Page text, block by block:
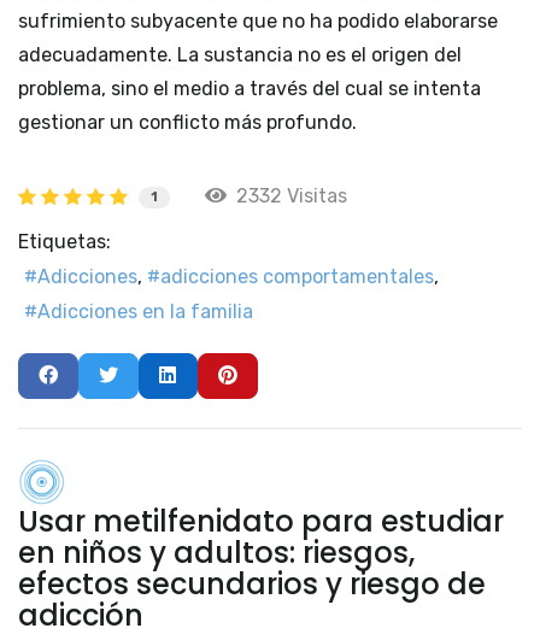
sufrimiento subyacente que no ha podido elaborarse
adecuadamente. La sustancia no es el origen del
problema, sino el medio a través del cual se intenta
gestionar un conflicto más profundo.
1 2332 Visitas
Etiquetas:
Adicciones
adicciones comportamentales
Adicciones en la familia
Usar metilfenidato para estudiar
en niños y adultos: riesgos,
efectos secundarios y riesgo de
adicción